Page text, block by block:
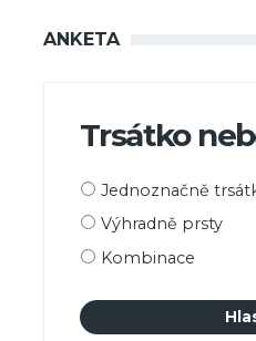
ANKETA
Trsátko
Možnosti
Jednoznačně
Výhradně prsty
Kombinace